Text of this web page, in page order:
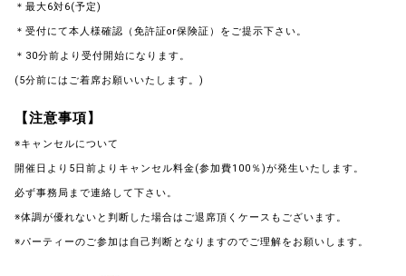
＊最大6対6(予定)
＊受付にて本人様確認（免許証or保険証）をご提示下さい。
＊30分前より受付開始になります。
(5分前にはご着席お願いいたします。)
【注意事項】
※キャンセルについて
開催日より5日前よりキャンセル料金(参加費100％)が発生いたします。
必ず事務局まで連絡して下さい。
※体調が優れないと判断した場合はご退席頂くケースもございます。
※パーティーのご参加は自己判断となりますのでご理解をお願いします。